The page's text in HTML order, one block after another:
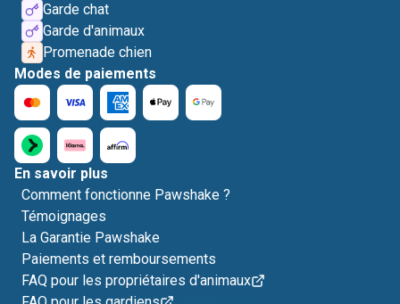
Garde chat
Garde d'animaux
Promenade chien
Modes de paiements
En savoir plus
Comment fonctionne Pawshake ?
Témoignages
La Garantie Pawshake
Paiements et remboursements
FAQ pour les propriétaires d'animaux